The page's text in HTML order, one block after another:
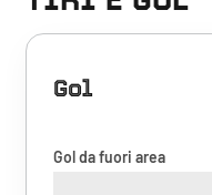
Gol
Gol da fuori area